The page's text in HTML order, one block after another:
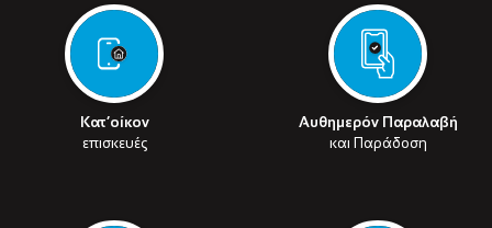
Κατ’οίκον
επισκευές
Αυθημερόν Παραλαβή
και Παράδοση